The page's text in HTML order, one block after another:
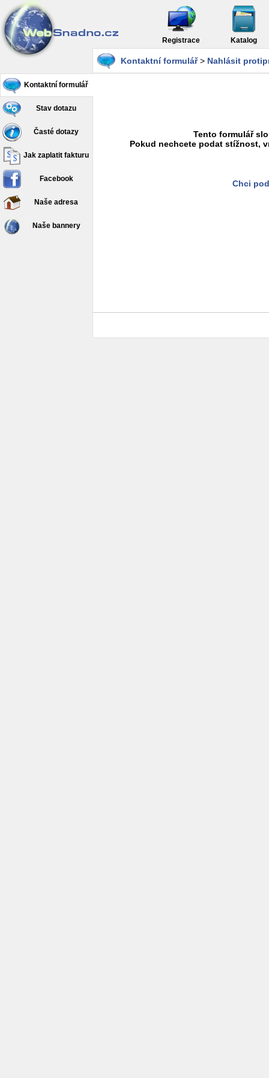
Registrace Katalog
Kontaktní formulář
Stav dotazu
Časté dotazy
Jak zaplatit fakturu
Facebook
Naše adresa
Naše bannery
Kontaktní formulář> Nahlásit
Tento formulář
Pokud nechcete podat stížnost,
Chci